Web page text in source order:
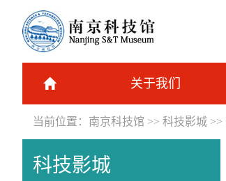
关于我们
当前位置： 南京科技馆 >> 科技影城 >>
科技影城